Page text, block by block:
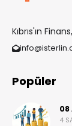
Kıbrıs'ın
Popüler
08
4